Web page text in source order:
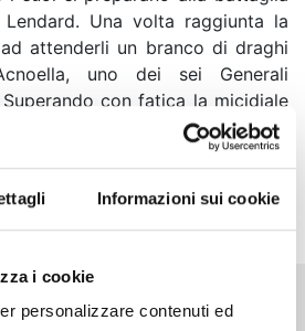
Informazioni sui cookie
i cookie
personalizzare contenuti ed
Una volta raggiunta la
attenderli un branco di draghi
uno dei sei Generali
con fatica la micidiale
sbarca sul pianeta e incrocia le
Ziggy. Nel frattempo anche